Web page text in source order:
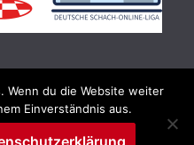
Rheinland-Pfalz e.V.. Alle
Wenn du die Website weiter
Einverständnis aus.